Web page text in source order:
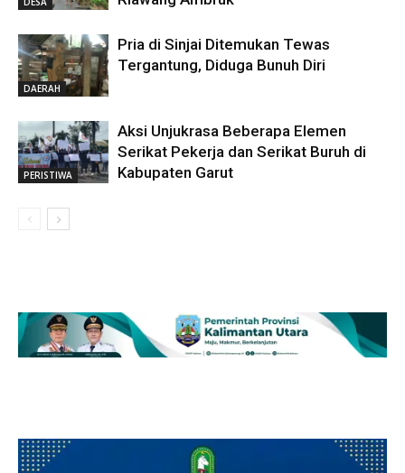
DAERAH
Pria di Sinjai Ditemukan Tewas
Tergantung, Diduga Bunuh Diri
PERISTIWA
Aksi Unjukrasa Beberapa Elemen
Serikat Pekerja dan Serikat Buruh di
Kabupaten Garut